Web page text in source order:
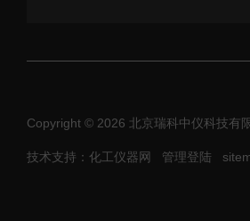
Copyright © 2026 北京瑞科中仪科技有
技术支持：化工仪器网 管理登陆